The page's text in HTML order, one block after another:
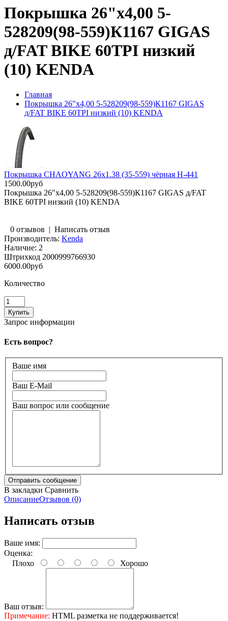
Покрышка 26"х4,00 5-
528209(98-559)К1167 GIGAS
д/FAT BIKE 60TPI низкий
(10) KENDA
Главная
Покрышка 26"х4,00 5-528209(98-559)К1167 GIGAS
д/FAT BIKE 60TPI низкий (10) KENDA
Покрышка CHAOYANG 26x1.38 (35-559) чёрная H-441
1500.00руб
Покрышка 26"х4,00 5-528209(98-559)К1167 GIGAS д/FAT
BIKE 60TPI низкий (10) KENDA
0 отзывов | Написать отзыв
Производитель: Kenda
Наличие: 2
Штрихкод 2000999766930
6000.00руб
Количество
Запрос информации
Есть вопрос?
Ваше имя
Ваш E-Mail
Ваш вопрос или сообщение
В закладки Сравнить
ОписаниеОтзывов (0)
Написать отзыв
Ваше имя:
Оценка:
Плохо
Хорошо
Ваш отзыв:
Примечание: HTML разметка не поддерживается!